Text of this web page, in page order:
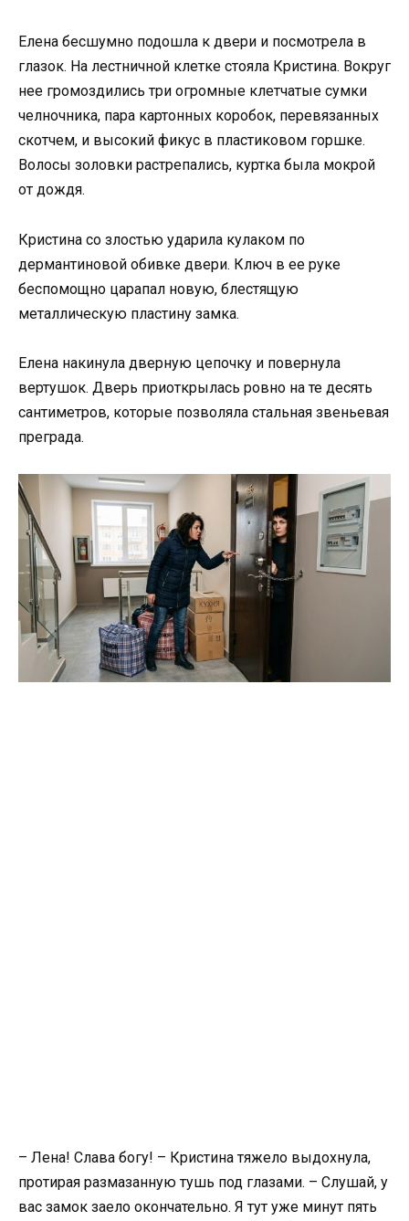
Елена бесшумно подошла к двери и посмотрела в
глазок. На лестничной клетке стояла Кристина. Вокруг
нее громоздились три огромные клетчатые сумки
челночника, пара картонных коробок, перевязанных
скотчем, и высокий фикус в пластиковом горшке.
Волосы золовки растрепались, куртка была мокрой
от дождя.
Кристина со злостью ударила кулаком по
дермантиновой обивке двери. Ключ в ее руке
беспомощно царапал новую, блестящую
металлическую пластину замка.
Елена накинула дверную цепочку и повернула
вертушок. Дверь приоткрылась ровно на те десять
сантиметров, которые позволяла стальная звеньевая
преграда.
– Лена! Слава богу! – Кристина тяжело выдохнула,
протирая размазанную тушь под глазами. – Слушай, у
вас замок заело окончательно. Я тут уже минут пять